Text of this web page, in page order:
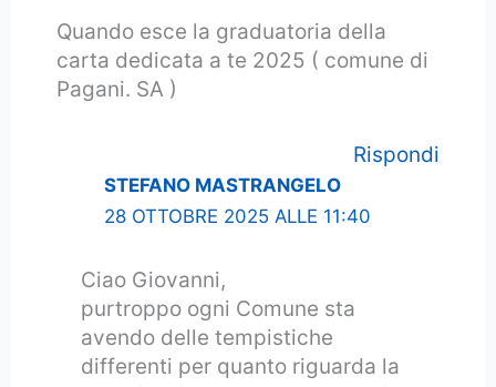
Quando esce la graduatoria della
carta dedicata a te 2025 ( comune di
Pagani. SA )
Rispondi
STEFANO MASTRANGELO
28 OTTOBRE 2025 ALLE 11:40
Ciao Giovanni,
purtroppo ogni Comune sta
avendo delle tempistiche
differenti per quanto riguarda la